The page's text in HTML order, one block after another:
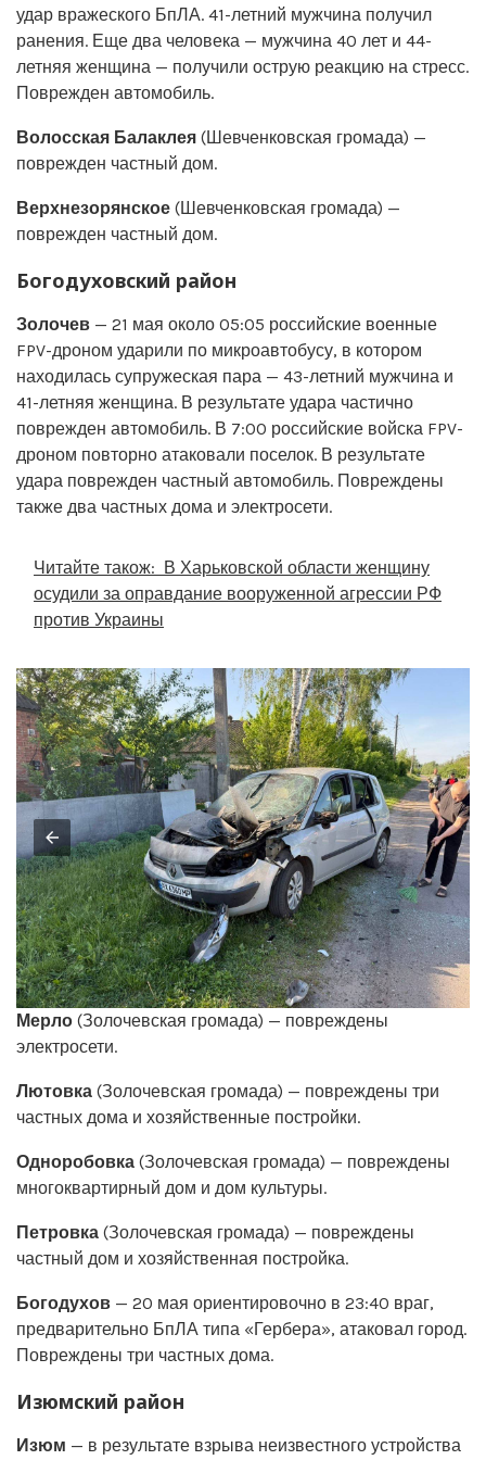
удар вражеского БпЛА. 41-летний мужчина получил
ранения. Еще два человека — мужчина 40 лет и 44-
летняя женщина — получили острую реакцию на стресс.
Поврежден автомобиль.
Волосская Балаклея (Шевченковская громада) —
поврежден частный дом.
Верхнезорянское (Шевченковская громада) —
поврежден частный дом.
Богодуховский район
Золочев — 21 мая около 05:05 российские военные
FPV-дроном ударили по микроавтобусу, в котором
находилась супружеская пара — 43-летний мужчина и
41-летняя женщина. В результате удара частично
поврежден автомобиль. В 7:00 российские войска FPV-
дроном повторно атаковали поселок. В результате
удара поврежден частный автомобиль. Повреждены
также два частных дома и электросети.
Читайте також: В Харьковской области женщину
осудили за оправдание вооруженной агрессии РФ
против Украины
Мерло (Золочевская громада) — повреждены
электросети.
Лютовка (Золочевская громада) — повреждены три
частных дома и хозяйственные постройки.
Одноробовка (Золочевская громада) — повреждены
многоквартирный дом и дом культуры.
Петровка (Золочевская громада) — повреждены
частный дом и хозяйственная постройка.
Богодухов — 20 мая ориентировочно в 23:40 враг,
предварительно БпЛА типа «Гербера», атаковал город.
Повреждены три частных дома.
Изюмский район
Изюм — в результате взрыва неизвестного устройства